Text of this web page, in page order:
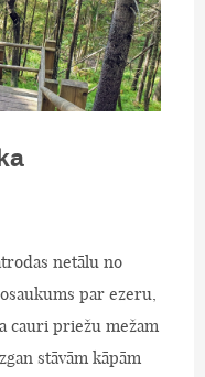
netālu no
par ezeru,
cauri priežu mežam
stāvām kāpām